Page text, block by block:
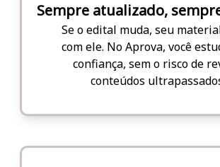
Sempre atualizado,
Se o edital muda, seu
com ele. No Aprova, você
confiança, sem o risco de
conteúdos